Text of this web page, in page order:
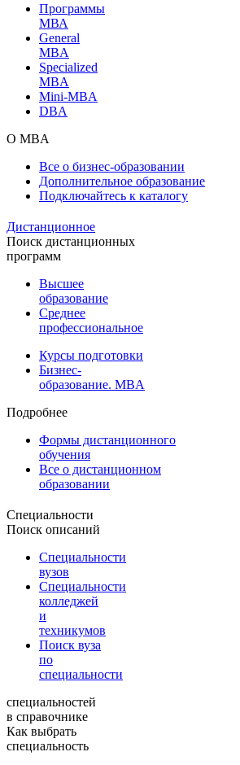
Программы
МВА
General
MBA
Specialized
MBA
Mini-MBA
DBA
О MBA
Все о бизнес-образовании
Дополнительное образование
Подключайтесь к каталогу
Дистанционное
Поиск дистанционных
программ
Высшее
образование
Среднее
профессиональное
Курсы подготовки
Бизнес-
образование. MBA
Подробнее
Формы дистанционного
обучения
Все о дистанционном
образовании
Специальности
Поиск описаний
Специальности
вузов
Специальности
колледжей
и
техникумов
Поиск вуза
по
специальности
специальностей
в справочнике
Как выбрать
специальность